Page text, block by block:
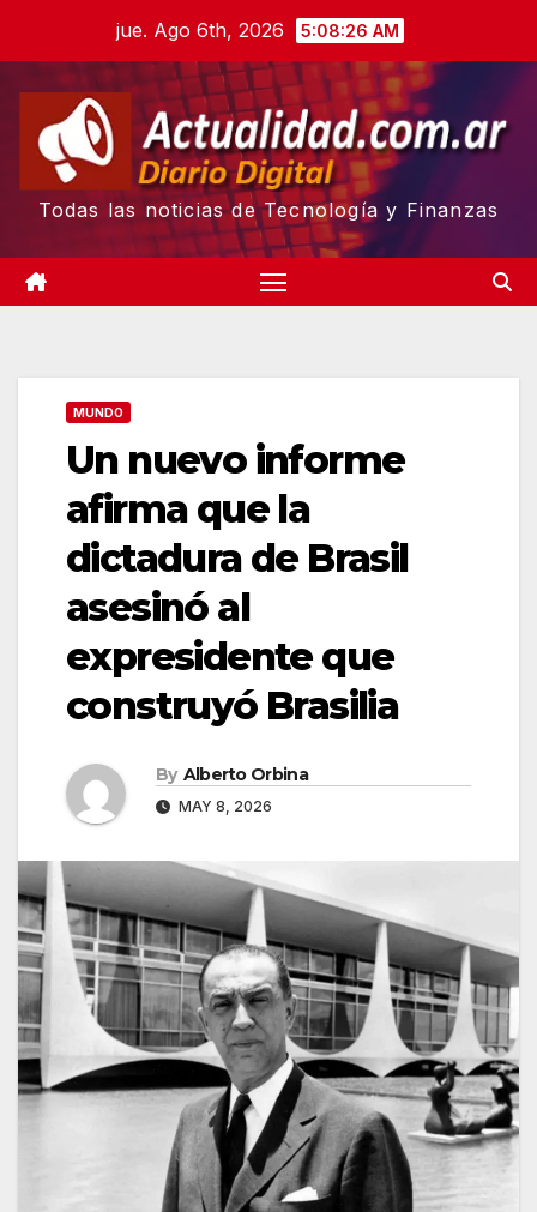
content
jue. Ago 6th, 2026 5:08:27 AM
Todas las noticias de Tecnología y Finanzas
MUNDO
Un nuevo informe
afirma que la
dictadura de Brasil
asesinó al
expresidente que
construyó Brasilia
By Alberto Orbina
MAY 8, 2026